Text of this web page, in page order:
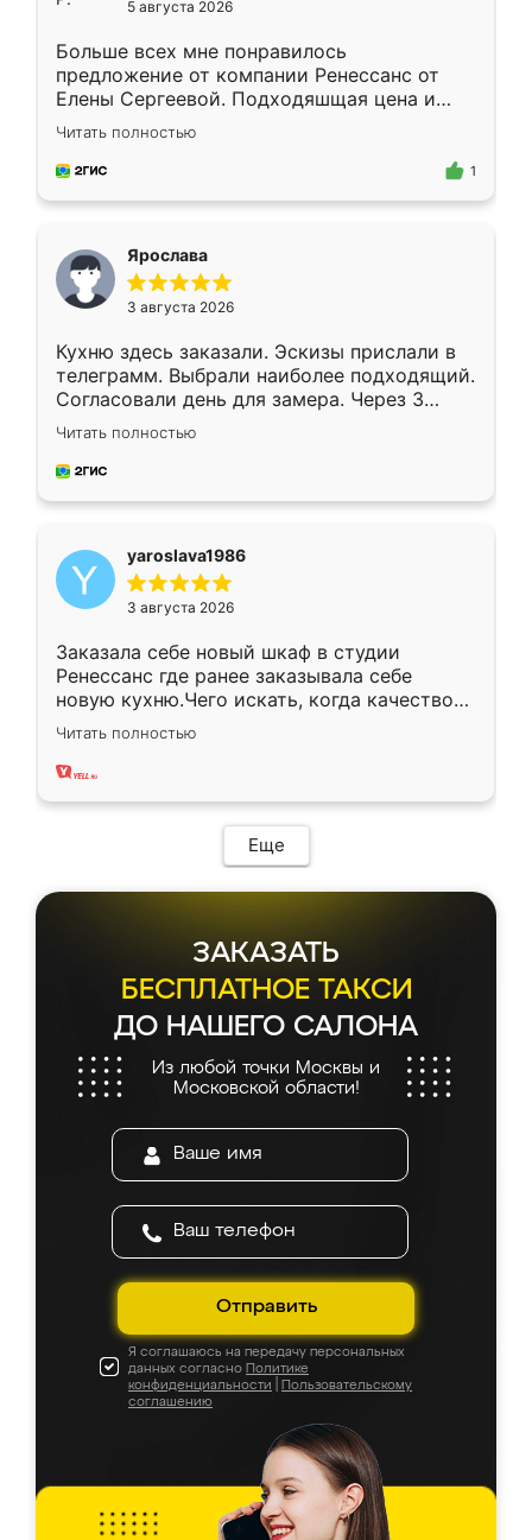
5 августа 2026
Больше всех мне понравилось
предложение от компании Ренессанс от
Елены Сергеевой. Подходяшщая цена и
короткие сроки изготовления. Приехавший
для замера сотрудник Владислав
предложил по моему эскизу самый
Читать полностью
1
Ярослава
3 августа 2026
Кухню здесь заказали. Эскизы прислали в
телеграмм. Выбрали наиболее подходящий.
Согласовали день для замера. Через 3
недели кухня была уже готова. Остались
довольны работой. Спасибо Ренессанс
мебель за качественную работу!
Читать полностью
yaroslava1986
3 августа 2026
Заказала себе новый шкаф в студии
Ренессанс где ранее заказывала себе
новую кухню.Чего искать, когда качеством
вполне довольна. Служит кухня уже почти
два года, нареканий нет.
Читать полностью
Еще
ЗАКАЗАТЬ
БЕСПЛАТНОЕ ТАКСИ
ДО НАШЕГО САЛОНА
Из любой точки Москвы и
Московской области!
Отправить
Я соглашаюсь на передачу персональных
данных согласно Политике
конфиденциальности
Пользовательскому
соглашению